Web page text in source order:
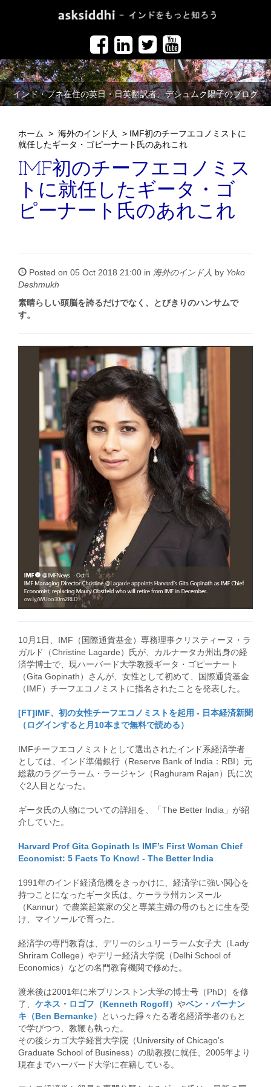
インド・プネ在住の英日・日英翻訳者、デシュムク陽子のブログ
ホーム > 海外のインド人 > IMF初のチーフエコノミストに
就任したギータ・ゴピーナート氏のあれこれ
IMF初のチーフエコノミス
トに就任したギータ・ゴ
ピーナート氏のあれこれ
Posted on 05 Oct 2018 21:00 in 海外のインド人 by Yoko
Deshmukh
素晴らしい頭脳を誇るだけでなく、とびきりのハンサムで
す。
10月1日、IMF（国際通貨基金）専務理事クリスティーヌ・ラ
ガルド（Christine Lagarde）氏が、カルナータカ州出身の経
済学博士で、現ハーバード大学教授ギータ・ゴピーナート
（Gita Gopinath）さんが、女性として初めて、国際通貨基金
（IMF）チーフエコノミストに指名されたことを発表した。
[FT]IMF、初の女性チーフエコノミストを起用 - 日本経済新聞
（ログインすると月10本まで無料で読める）
IMFチーフエコノミストとして選出されたインド系経済学者
としては、インド準備銀行（Reserve Bank of India：RBI）元
総裁のラグーラーム・ラージャン（Raghuram Rajan）氏に次
ぐ2人目となった。
ギータ氏の人物についての詳細を、「The Better India」が紹
介していた。
Harvard Prof Gita Gopinath Is IMF’s First Woman Chief
Economist: 5 Facts To Know! - The Better India
1991年のインド経済危機をきっかけに、経済学に強い関心を
持つことになったギータ氏は、ケーララ州カンヌール
（Kannur）で農業起業家の父と専業主婦の母のもとに生を受
け、マイソールで育った。
経済学の専門教育は、デリーのシュリーラーム女子大（Lady
Shriram College）やデリー経済大学院（Delhi School of
Economics）などの名門教育機関で修めた。
渡米後は2001年に米プリンストン大学の博士号（PhD）を修
了、 ケネス・ロゴフ（Kenneth Rogoff） やベン・バーナン
キ（Ben Bernanke）
といった錚々たる著名経済学者のもと
で学びつつ、教鞭も執った。
その後シカゴ大学経営大学院（University of Chicago’s
Graduate School of Business）の助教授に就任、2005年より
現在までハーバード大学に在籍している。